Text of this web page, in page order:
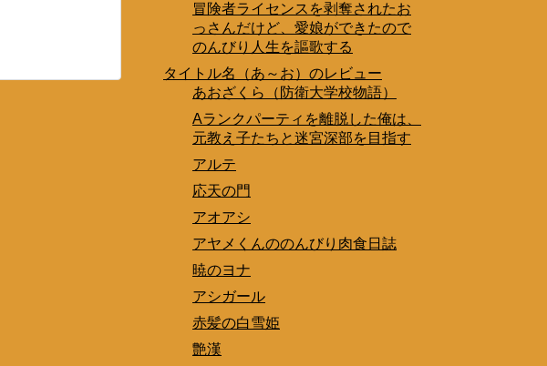
冒険者ライセンスを剥奪されたお
っさんだけど、愛娘ができたので
のんびり人生を謳歌する
タイトル名（あ～お）のレビュー
あおざくら（防衛大学校物語）
Aランクパーティを離脱した俺は、
元教え子たちと迷宮深部を目指す
アルテ
応天の門
アオアシ
アヤメくんののんびり肉食日誌
暁のヨナ
アシガール
赤髪の白雪姫
艶漢